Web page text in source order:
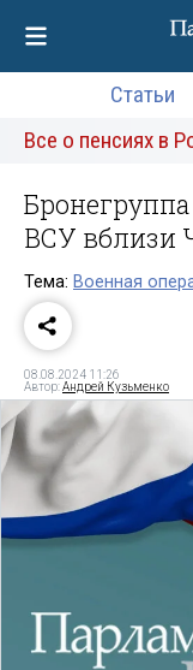
Статьи
Все о пенсиях в
ВСУ вблизи
Тема: Военная
08.08.2024 11:26
Автор:Андрей Кузьменко